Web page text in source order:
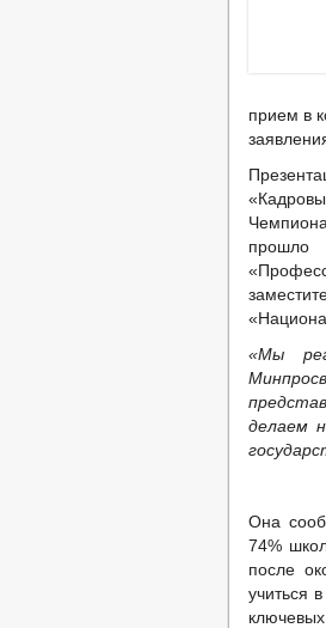
прием в
прошло
«Мы
делаем
Она
74%
после
учиться